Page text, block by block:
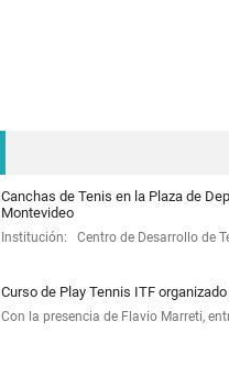
Canchas de Tenis en la Plaza de
Montevideo
Institución: Centro de Desarrollo de
Curso de Play Tennis ITF
Con la presencia de Flavio Marreti,